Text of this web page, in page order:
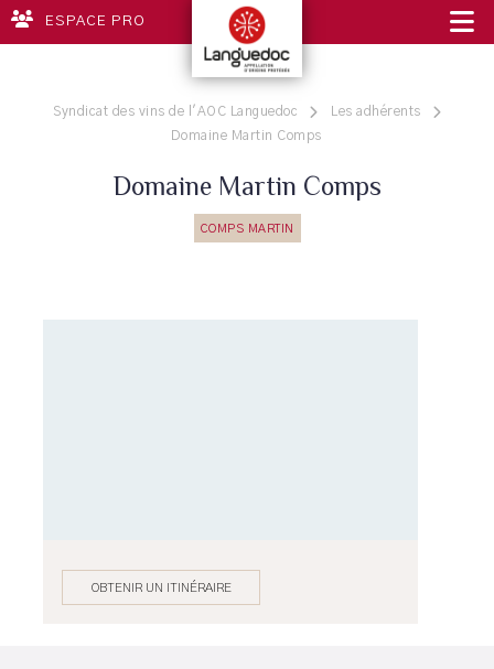
ESPACE PRO
Syndicat des vins de l'AOC Languedoc
Les adhérents
Domaine Martin Comps
Domaine Martin Comps
COMPS MARTIN
OBTENIR UN ITINÉRAIRE